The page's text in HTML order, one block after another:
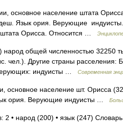
основное население штата
Язык ория. Верующие
Орисса. Относится …
народ общей численностью 32250
чел.). Другие страны расселения:
индуисты …
Современная
основное население шт. Орисса
ория. Верующие индуисты …
• народ (200) • язык (247)